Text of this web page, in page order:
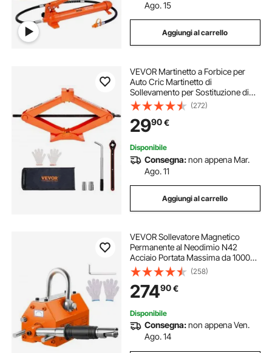
Ago. 15
Aggiungi al carrello
VEVOR Martinetto a Forbice per
Auto Cric Martinetto di
Sollevamento per Sostituzione di
Pneumatici Capacità Max. 2,5
Tonnellate da Officina Garage,
Martinetto Manuale per
Sollevamento Auto 95-435 mm
(272)
2990€
Disponibile
Consegna:non appena Mar.
Ago. 11
Aggiungi al carrello
VEVOR Sollevatore Magnetico
Permanente al Neodimio N42
Acciaio Portata Massima da 1000kg
Dimensioni Base 256x133x139
mm, Sollevatore a Magneti
Permanenti Fattore di Sicurezza 2,5
Forza Trazione 2500kg
(258)
27490€
Disponibile
Consegna:non appena Ven.
Ago. 14